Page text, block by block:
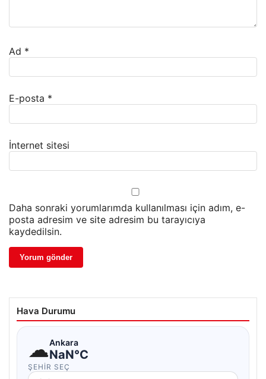
Ad *
E-posta *
İnternet sitesi
Daha sonraki yorumlarımda kullanılması için adım, e-
posta adresim ve site adresim bu tarayıcıya
kaydedilsin.
Hava Durumu
☁Ankara
NaN°C
ŞEHIR SEÇ